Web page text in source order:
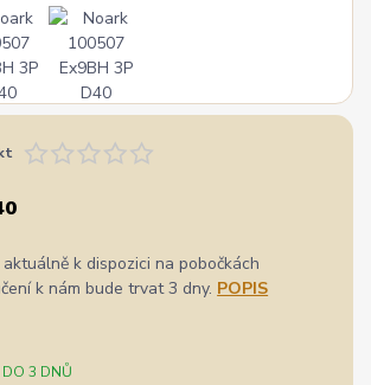
k dispozici na pobočkách
k nám bude trvat 3 dny. POPIS
DO 3 DNŮ